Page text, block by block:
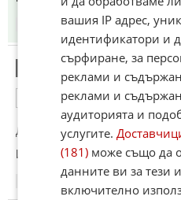
08.07.2026
Ти като
ОТГОВОР
До коментар#4от "Ами":
Избели твоя съжаляваш ли?
08.07.2026
вашия IP адрес,
идентификатори и
сърфиране, за
реклами и
реклами и
аудиторията и
услугите.
(181) може също да
данните ви за тези
включително